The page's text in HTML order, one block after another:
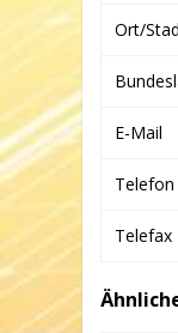
Ort/
E-Mail
Telefon
Telefax